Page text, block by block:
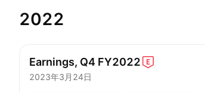
2022
Earnings, Q4 FY2022
2023年3月24日